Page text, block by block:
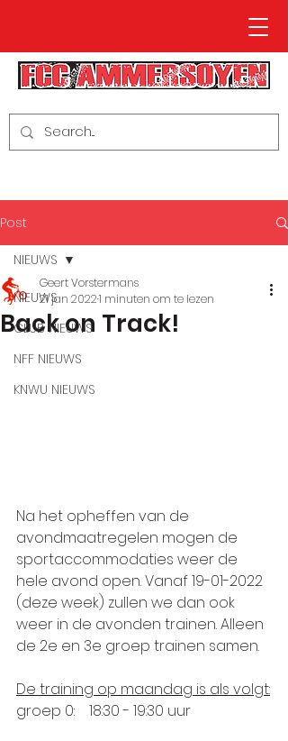
Post
NIEUWS
CLUB NIEUWS
NFF NIEUWS
KNWU NIEUWS
NIEUWS
Back on Track!
Geert Vorstermans
21 jan 20221 minuten om te lezen
Na het opheffen van de
avondmaatregelen mogen de
sportaccommodaties weer de
hele avond open. Vanaf 19-01-2022
(deze week) zullen we dan ook
weer in de avonden trainen. Alleen
de 2e en 3e groep trainen samen.
De training op maandag is als volgt:
groep 0:    18:30 - 19:30 uur